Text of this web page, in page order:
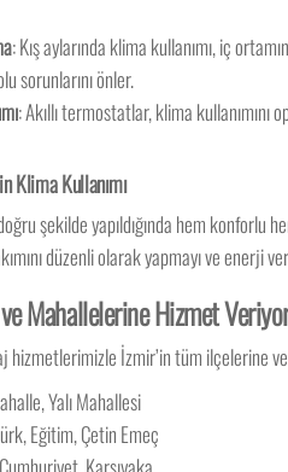
: Kış aylarında klima kullanımı, iç
sorunlarını önler.
: Akıllı termostatlar, klima
Klima Kullanımı
şekilde yapıldığında hem
düzenli olarak yapmayı ve enerji
Mahallelerine Hizmet
hizmetlerimizle İzmir’in tüm
Yalı Mahallesi
Eğitim, Çetin Emeç